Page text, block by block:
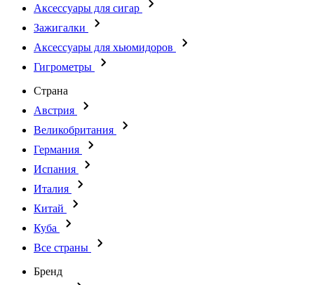
Аксессуары для сигар
Зажигалки
Аксессуары для хьюмидоров
Гигрометры
Страна
Австрия
Великобритания
Германия
Испания
Италия
Китай
Куба
Все страны
Бренд